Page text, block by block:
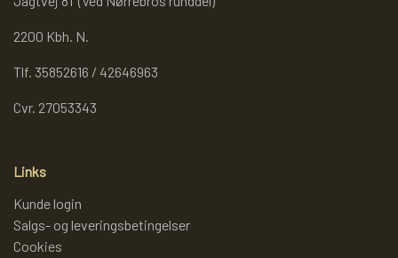
2200 Kbh. N.
Tlf. 35852616 / 42646963
Cvr. 27053343
Links
Kunde login
Salgs- og leveringsbetingelser
Cookies